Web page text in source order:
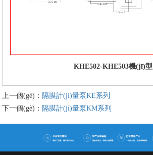
KHE502-KHE503機(jī)型
上一個(gè)： 隔膜計(jì)量泵KE系列
下一個(gè)： 隔膜計(jì)量泵KM系列